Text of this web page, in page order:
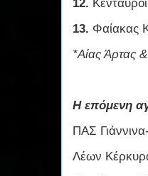
12.
13. Φαίακας
*Αίας Άρτας
Η επόμενη
ΠΑΣ
Λέων